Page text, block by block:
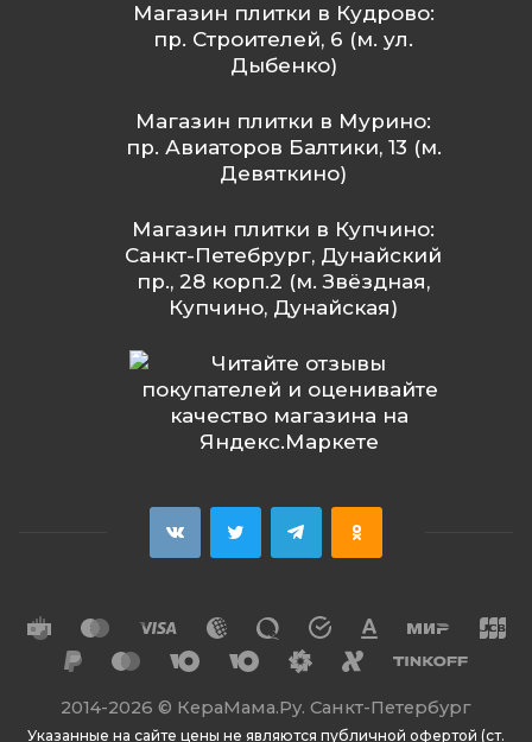
Магазин плитки в Кудрово:
пр. Строителей, 6 (м. ул.
Дыбенко)
Магазин плитки в Мурино:
пр. Авиаторов Балтики, 13 (м.
Девяткино)
Магазин плитки в Купчино:
Санкт-Петебрург, Дунайский
пр., 28 корп.2 (м. Звёздная,
Купчино, Дунайская)
2014-2026 © КераМама.Ру. Санкт-Петербург
Указанные на сайте цены не являются публичной офертой (ст.